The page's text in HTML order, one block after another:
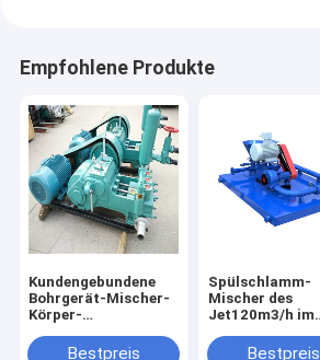
Empfohlene Produkte
Kundengebundene
Bohrgerät-Mischer-
Körper-
Schlamm-380v
Bestpreis
Spülschlamm-
Mischer des
Jet120m3/h im
Bestpreis